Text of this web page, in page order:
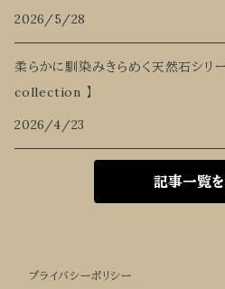
2026/5/28
柔らかに馴染みきらめく天然石シリ
collection 】
2026/4/23
記事一覧
プライバシーポリシー